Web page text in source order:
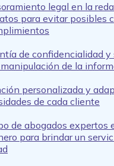
legal en la
para evitar posibles
de confidencialidad y
de la
personalizada y
de cada cliente
de abogados expertos
para brindar un